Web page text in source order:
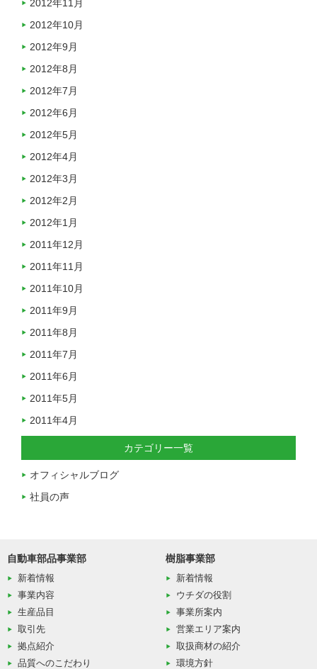
2012年11月
2012年10月
2012年9月
2012年8月
2012年7月
2012年6月
2012年5月
2012年4月
2012年3月
2012年2月
2012年1月
2011年12月
2011年11月
2011年10月
2011年9月
2011年8月
2011年7月
2011年6月
2011年5月
2011年4月
カテゴリー一覧
オフィシャルブログ
社員の声
自動車部品事業部
新着情報
事業内容
生産品目
取引先
拠点紹介
品質へのこだわり
樹脂事業部
新着情報
ウチダの役割
事業所案内
営業エリア案内
取扱商材の紹介
環境方針